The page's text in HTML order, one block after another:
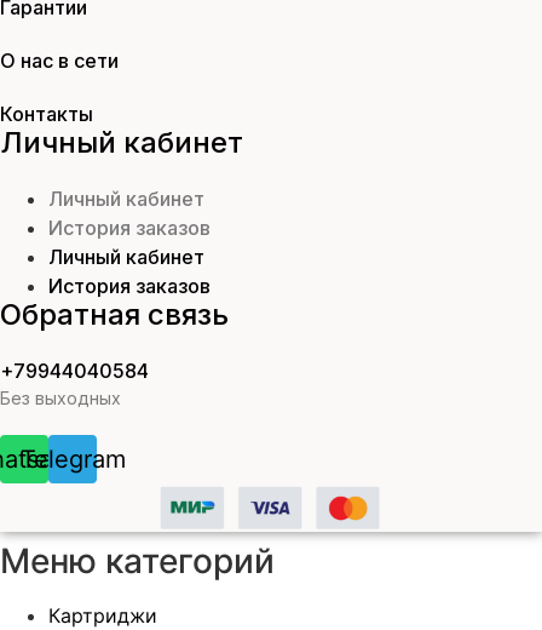
Гарантии
О нас в сети
Контакты
Личный кабинет
Личный кабинет
История заказов
Личный кабинет
История заказов
Обратная связь
+79944040584
Без выходных
Telegram
Меню категорий
Картриджи